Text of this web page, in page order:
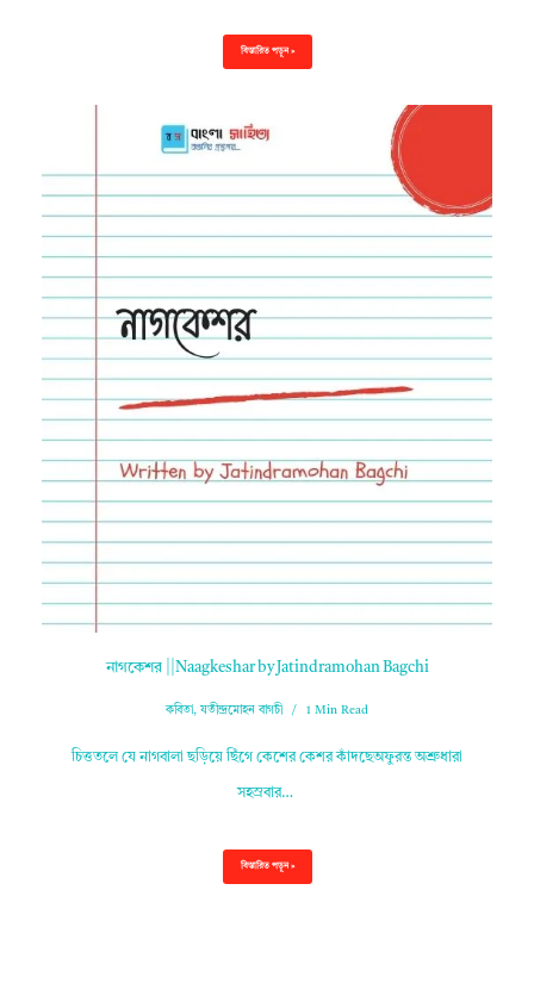
বিস্তারিত পড়ুন »
নাগকেশর ||Naagkeshar by Jatindramohan Bagchi
কবিতা,যতীন্দ্রমোহন বাগচী 1 Min Read
চিত্ততলে যে নাগবালা ছড়িয়ে ছিঁগে কেশের কেশর কাঁদছেঅফুরন্ত অশ্রুধারা
সহস্রবার…
বিস্তারিত পড়ুন »